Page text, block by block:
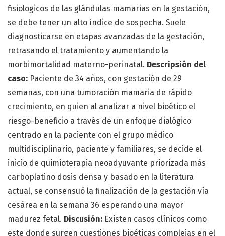
fisiologicos de las glándulas mamarias en la gestación,
se debe tener un alto índice de sospecha. Suele
diagnosticarse en etapas avanzadas de la gestación,
retrasando el tratamiento y aumentando la
morbimortalidad materno-perinatal. Descripsión del
caso: Paciente de 34 años, con gestación de 29
semanas, con una tumoración mamaria de rápido
crecimiento, en quien al analizar a nivel bioético el
riesgo-beneficio a través de un enfoque dialógico
centrado en la paciente con el grupo médico
multidisciplinario, paciente y familiares, se decide el
inicio de quimioterapia neoadyuvante priorizada más
carboplatino dosis densa y basado en la literatura
actual, se consensuó la finalización de la gestación vía
cesárea en la semana 36 esperando una mayor
madurez fetal. Discusión: Existen casos clínicos como
este donde surgen cuestiones bioéticas complejas en el